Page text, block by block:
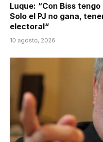
Luque: “Con Biss
Solo el PJ no gana,
electoral“
10 agosto, 2026